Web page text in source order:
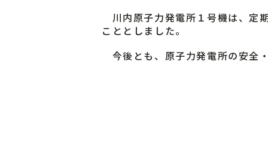
川内原子力発電所１号機は、定
こととしました。
今後とも、原子力発電所の安全